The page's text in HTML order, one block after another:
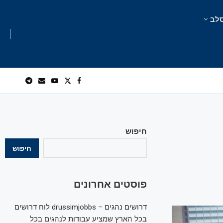
חיפוש
חיפוש
פוסטים אחרונים
דרושים נהגים – drussimjobbs לוח דרושים
בכל הארץ שמציע עבודות לנהגים בכל